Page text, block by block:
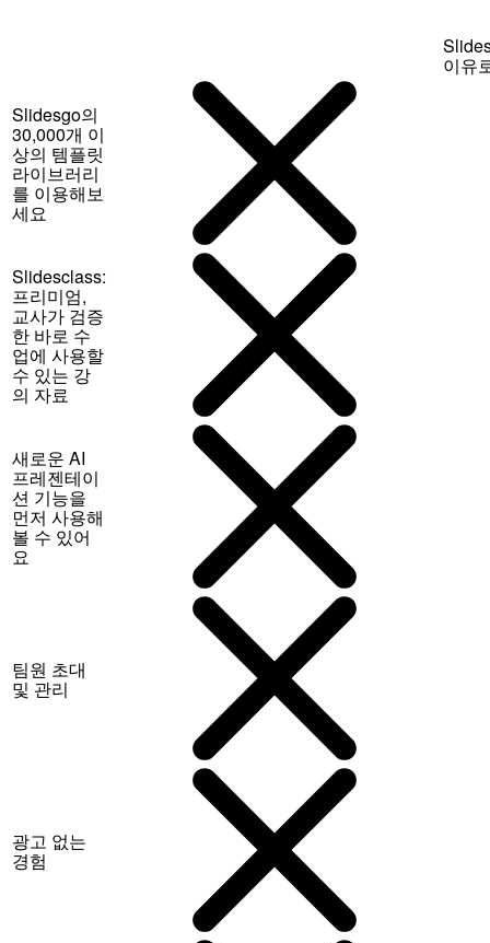
이유
Slidesgo의
30,000개 이
상의 템플릿
라이브러리
를 이용해보
세요
Slidesclass:
프리미엄,
교사가 검증
한 바로 수
업에 사용할
수 있는 강
의 자료
새로운 AI
프레젠테이
션 기능을
먼저 사용해
볼 수 있어
요
팀원 초대
및 관리
광고 없는
경험